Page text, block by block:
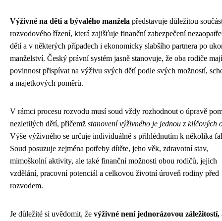
Výživné na děti a bývalého manžela představuje důležitou
rozvodového řízení, která zajišťuje finanční zabezpečení
dětí a v některých případech i ekonomicky slabšího partnera po
manželství. Český právní systém jasně stanovuje, že oba rodiče mají
povinnost přispívat na výživu svých dětí podle svých možností,
a majetkových poměrů.
V rámci procesu rozvodu musí soud vždy rozhodnout o úpravě
nezletilých dětí, přičemž stanovení výživného je jednou z klíčových
Výše výživného se určuje individuálně s přihlédnutím k několika
Soud posuzuje zejména potřeby dítěte, jeho věk, zdravotní stav,
mimoškolní aktivity, ale také finanční možnosti obou rodičů, jejich
vzdělání, pracovní potenciál a celkovou životní úroveň rodiny před
rozvodem.
Je důležité si uvědomit, že výživné není jednorázovou záležitostí,